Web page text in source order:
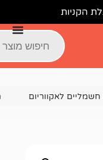
תאורה לאקווריום